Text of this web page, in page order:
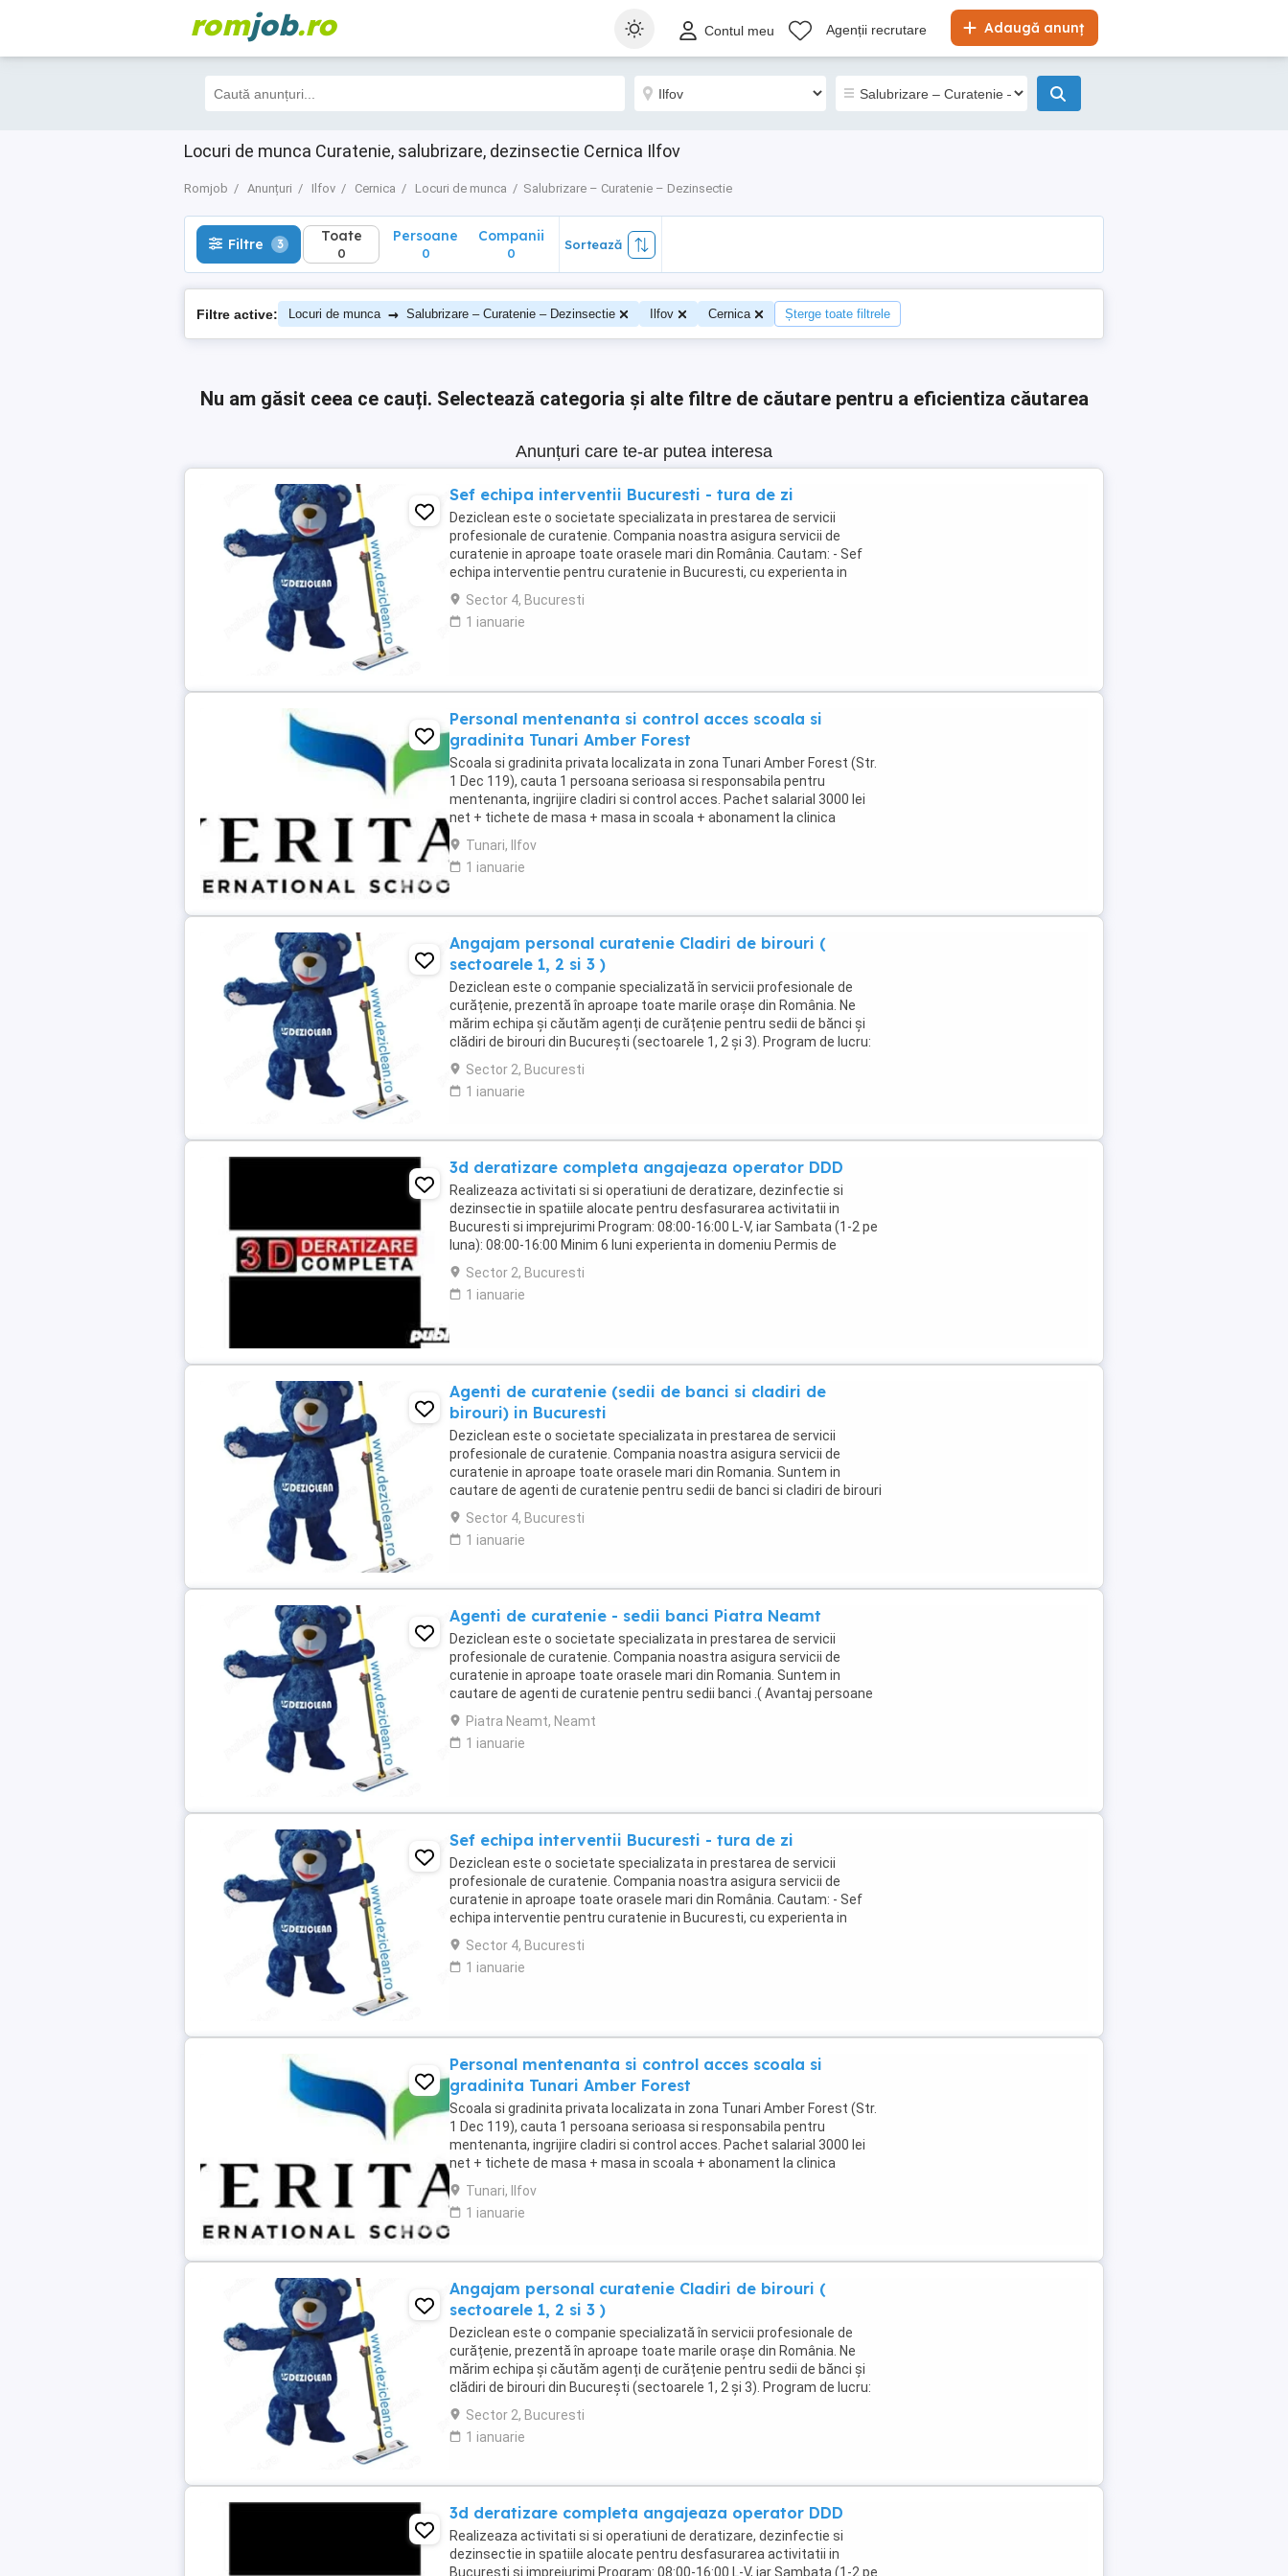
romjob.ro Adaugă anunț
Contul meu Agenții recrutare
Locuri de munca Curatenie, salubrizare, dezinsectie Cernica Ilfov
Romjob Anunțuri Ilfov Cernica Locuri de munca Salubrizare – Curatenie – Dezinsectie
Filtre 3 Toate
0
Filtre 3 Toate
0
Persoane
0
Companii
0
Sortează
Filtre active: Locuri de munca → Salubrizare – Curatenie – Dezinsectie Ilfov Cernica Șterge toate filtrele
Nu am găsit ceea ce cauți. Selectează categoria și alte filtre de căutare pentru a eficientiza căutarea
Anunțuri care te-ar putea interesa
Sef echipa interventii Bucuresti - tura de zi
Deziclean este o societate specializata in prestarea de servicii
profesionale de curatenie. Compania noastra asigura servicii de
curatenie in aproape toate orasele mari din România. Cautam: - Sef
echipa interventie pentru curatenie in Bucuresti, cu experienta in
domeniu, pentru tura de zi ( una ...
Sector 4, Bucuresti
1 ianuarie
Personal mentenanta si control acces scoala si
gradinita Tunari Amber Forest
Scoala si gradinita privata localizata in zona Tunari Amber Forest (Str.
1 Dec 119), cauta 1 persoana serioasa si responsabila pentru
mentenanta, ingrijire cladiri si control acces. Pachet salarial 3000 lei
net + tichete de masa + masa in scoala + abonament la clinica
medicala. **Responsabilități principale:** * ...
Tunari, Ilfov
1 ianuarie
Angajam personal curatenie Cladiri de birouri (
sectoarele 1, 2 si 3 )
Deziclean este o companie specializată în servicii profesionale de
curățenie, prezentă în aproape toate marile orașe din România. Ne
mărim echipa și căutăm agenți de curățenie pentru sedii de bănci și
clădiri de birouri din București (sectoarele 1, 2 și 3). Program de lucru:
Full-time sau part-time ...
Sector 2, Bucuresti
1 ianuarie
3d deratizare completa angajeaza operator DDD
Realizeaza activitati si si operatiuni de deratizare, dezinfectie si
dezinsectie in spatiile alocate pentru desfasurarea activitatii in
Bucuresti si imprejurimi Program: 08:00-16:00 L-V, iar Sambata (1-2 pe
luna): 08:00-16:00 Minim 6 luni experienta in domeniu Permis de
conducere categoria B obligatoriu Masina ...
Sector 2, Bucuresti
1 ianuarie
Agenti de curatenie (sedii de banci si cladiri de
birouri) in Bucuresti
Deziclean este o societate specializata in prestarea de servicii
profesionale de curatenie. Compania noastra asigura servicii de
curatenie in aproape toate orasele mari din Romania. Suntem in
cautare de agenti de curatenie pentru sedii de banci si cladiri de birouri
in Bucuresti. Program atat part-time, ...
Sector 4, Bucuresti
1 ianuarie
Agenti de curatenie - sedii banci Piatra Neamt
Deziclean este o societate specializata in prestarea de servicii
profesionale de curatenie. Compania noastra asigura servicii de
curatenie in aproape toate orasele mari din Romania. Suntem in
cautare de agenti de curatenie pentru sedii banci .( Avantaj persoane
pensionare sau care mai lucreaza in alta ...
Piatra Neamt, Neamt
1 ianuarie
Sef echipa interventii Bucuresti - tura de zi
Deziclean este o societate specializata in prestarea de servicii
profesionale de curatenie. Compania noastra asigura servicii de
curatenie in aproape toate orasele mari din România. Cautam: - Sef
echipa interventie pentru curatenie in Bucuresti, cu experienta in
domeniu, pentru tura de zi ( una ...
Sector 4, Bucuresti
1 ianuarie
Personal mentenanta si control acces scoala si
gradinita Tunari Amber Forest
Scoala si gradinita privata localizata in zona Tunari Amber Forest (Str.
1 Dec 119), cauta 1 persoana serioasa si responsabila pentru
mentenanta, ingrijire cladiri si control acces. Pachet salarial 3000 lei
net + tichete de masa + masa in scoala + abonament la clinica
medicala. **Responsabilități principale:** * ...
Tunari, Ilfov
1 ianuarie
Angajam personal curatenie Cladiri de birouri (
sectoarele 1, 2 si 3 )
Deziclean este o companie specializată în servicii profesionale de
curățenie, prezentă în aproape toate marile orașe din România. Ne
mărim echipa și căutăm agenți de curățenie pentru sedii de bănci și
clădiri de birouri din București (sectoarele 1, 2 și 3). Program de lucru:
Full-time sau part-time ...
Sector 2, Bucuresti
1 ianuarie
3d deratizare completa angajeaza operator DDD
Realizeaza activitati si si operatiuni de deratizare, dezinfectie si
dezinsectie in spatiile alocate pentru desfasurarea activitatii in
Bucuresti si imprejurimi Program: 08:00-16:00 L-V, iar Sambata (1-2 pe